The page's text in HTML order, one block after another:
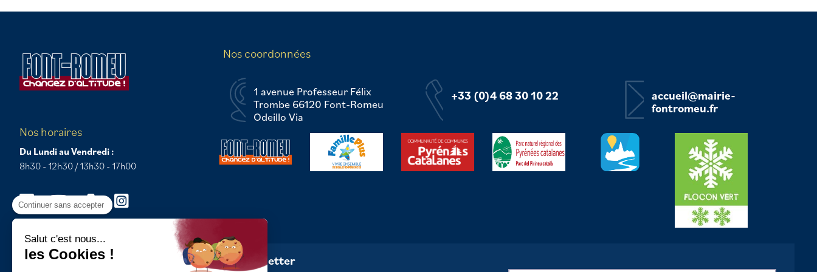
Nos horaires
Du Lundi au Vendredi :
8h30 - 12h30 / 13h30 - 17h00
Nos coordonnées
1 avenue Professeur Félix
Trombe 66120 Font-Romeu
Odeillo Via
+33 (0)4 68 30 10 22
accueil@mairie-
fontromeu.fr
Newsletter
Continuer sans accepter
Salut c'est nous...
les Cookies !